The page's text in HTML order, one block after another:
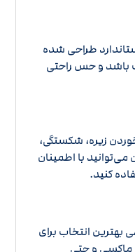
طراحی شده
باشد و حس راحتی
زیره، شکستگی،
با اطمینان
کنید.
انتخاب برای
و حتی